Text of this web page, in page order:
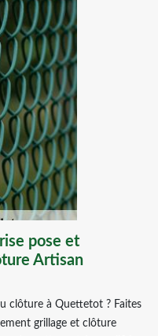
pose et
Artisan
clôture à Quettetot ? Faites
grillage et clôture